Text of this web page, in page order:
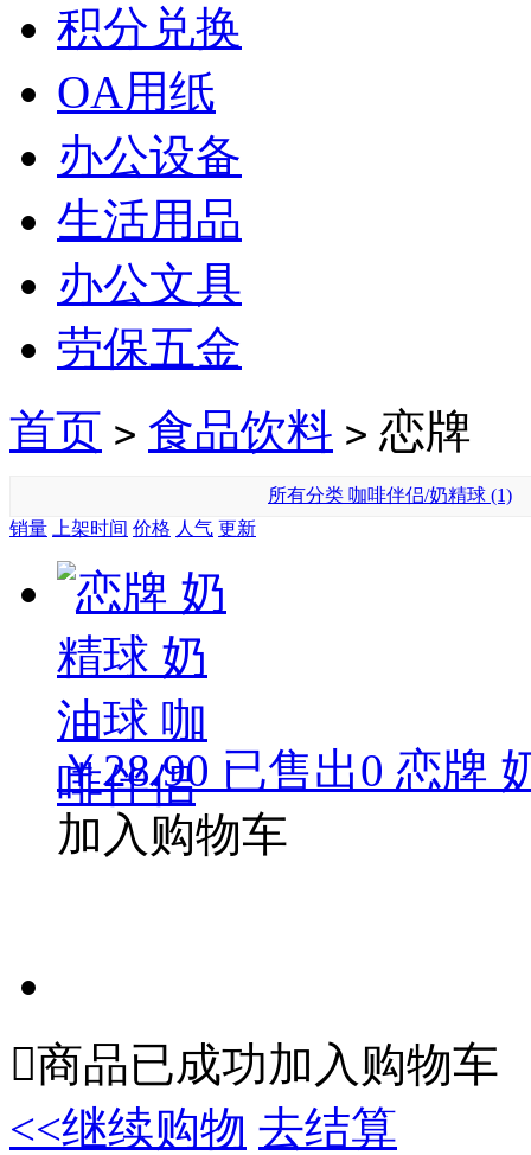
积分兑换
OA用纸
办公设备
生活用品
办公文具
劳保五金
首页 > 食品饮料 > 恋牌
所有分类 咖啡伴侣/奶精球 (1)
销量
上架时间 价格 人气 更新
￥28.90 已售出0 恋牌
加入购物车
商品已成功加入购物车
<<继续购物 去结算